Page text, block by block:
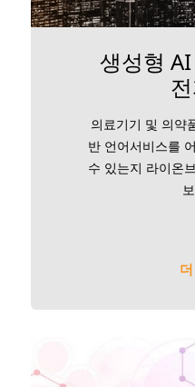
생성형
의료기기 및 의약
반 언어서비스를
수 있는지 라이온